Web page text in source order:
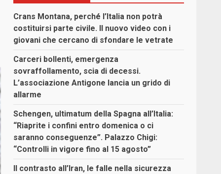
Crans Montana, perché l’Italia non potrà
costituirsi parte civile. Il nuovo video con i
giovani che cercano di sfondare le vetrate
Carceri bollenti, emergenza
sovraffollamento, scia di decessi.
L’associazione Antigone lancia un grido di
allarme
Schengen, ultimatum della Spagna all’Italia:
“Riaprite i confini entro domenica o ci
saranno conseguenze”. Palazzo Chigi:
“Controlli in vigore fino al 15 agosto”
Il contrasto all’Iran, le falle nella sicurezza